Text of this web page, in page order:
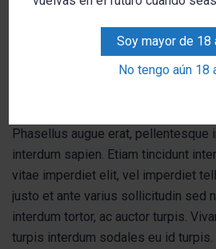
Soy mayor de 18
No tengo aún 18
Quisque sed risus vehicula,
Phasellus augue erat, pellentesque
interdum sapien. Etiam tincidunt
vitae imperdiet elit, vel imperdiet
justo et ante varius sollicitudin sed
interdum tortor, ac auctor turpis.
turpis interdum sodales eu id